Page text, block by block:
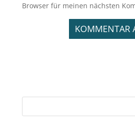
Browser für meinen nächsten